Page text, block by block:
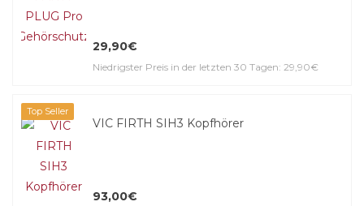
29,90€
Niedrigster Preis in der letzten 30 Tagen: 29,90€
Top Seller
VIC FIRTH SIH3 Kopfhörer
93,00€